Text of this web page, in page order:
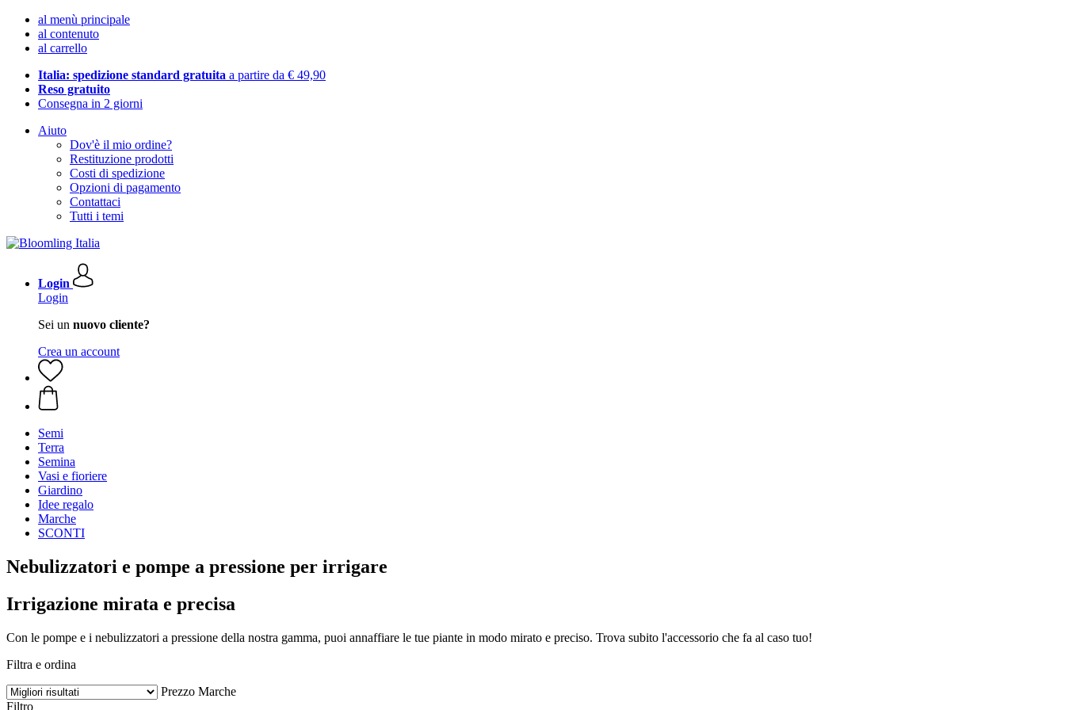
al menù principale
al contenuto
al carrello
Italia: spedizione standard gratuita a partire da € 49,90
Reso gratuito
Consegna in 2 giorni
Aiuto
Dov'è il mio ordine?
Restituzione prodotti
Costi di spedizione
Opzioni di pagamento
Contattaci
Tutti i temi
Login
Login
Sei un nuovo cliente?
Crea un account
Semi
Terra
Semina
Vasi e fioriere
Giardino
Idee regalo
Marche
SCONTI
Nebulizzatori e pompe a pressione per irrigare
Irrigazione mirata e precisa
Con le pompe e i nebulizzatori a pressione della nostra gamma, puoi annaffiare le tue piante in modo mirato e preciso. Trova subito l'accessorio che fa al caso tuo!
Filtra e ordina
Prezzo Marche
Filtro